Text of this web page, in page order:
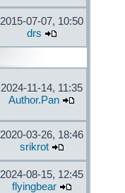
2015-07-07, 10:50
drs
2024-11-14, 11:35
Author.Pan
2020-03-26, 18:46
srikrot
2024-08-15, 12:45
flyingbear